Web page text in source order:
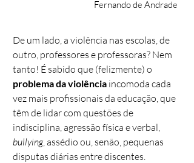
Fernando de Andrade
De um lado, a violência nas escolas, de
outro, professores e professoras? Nem
tanto! É sabido que (felizmente) o
problema da violência incomoda cada
vez mais profissionais da educação, que
têm de lidar com questões de
indisciplina, agressão física e verbal,
bullying, assédio ou, senão, pequenas
disputas diárias entre discentes.